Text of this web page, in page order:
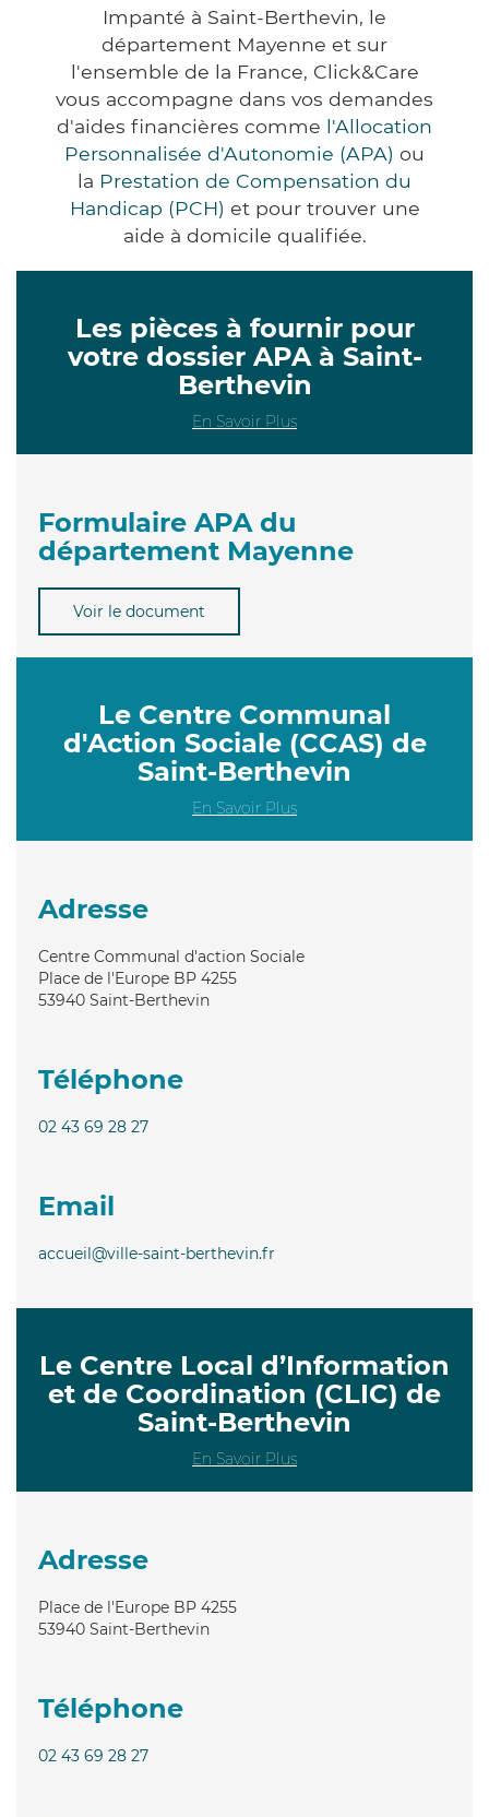
Impanté à Saint-Berthevin, le
département Mayenne et sur
l'ensemble de la France, Click&Care
vous accompagne dans vos demandes
d'aides financières comme l'Allocation
Personnalisée d'Autonomie (APA) ou
la Prestation de Compensation du
Handicap (PCH) et pour trouver une
aide à domicile qualifiée.
Les pièces à fournir pour
votre dossier APA à Saint-
Berthevin
En Savoir Plus
Formulaire APA du
département Mayenne
Voir le document
Le Centre Communal
d'Action Sociale (CCAS) de
Saint-Berthevin
En Savoir Plus
Adresse
Centre Communal d'action Sociale
Place de l'Europe BP 4255
53940 Saint-Berthevin
Téléphone
02 43 69 28 27
Email
accueil@ville-saint-berthevin.fr
Le Centre Local d’Information
et de Coordination (CLIC) de
Saint-Berthevin
En Savoir Plus
Adresse
Place de l'Europe BP 4255
53940 Saint-Berthevin
Téléphone
02 43 69 28 27